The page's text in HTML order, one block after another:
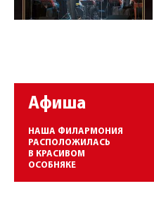
Афиша
НАША ФИЛАРМОНИЯ
РАСПОЛОЖИЛАСЬ
В КРАСИВОМ
ОСОБНЯКЕ